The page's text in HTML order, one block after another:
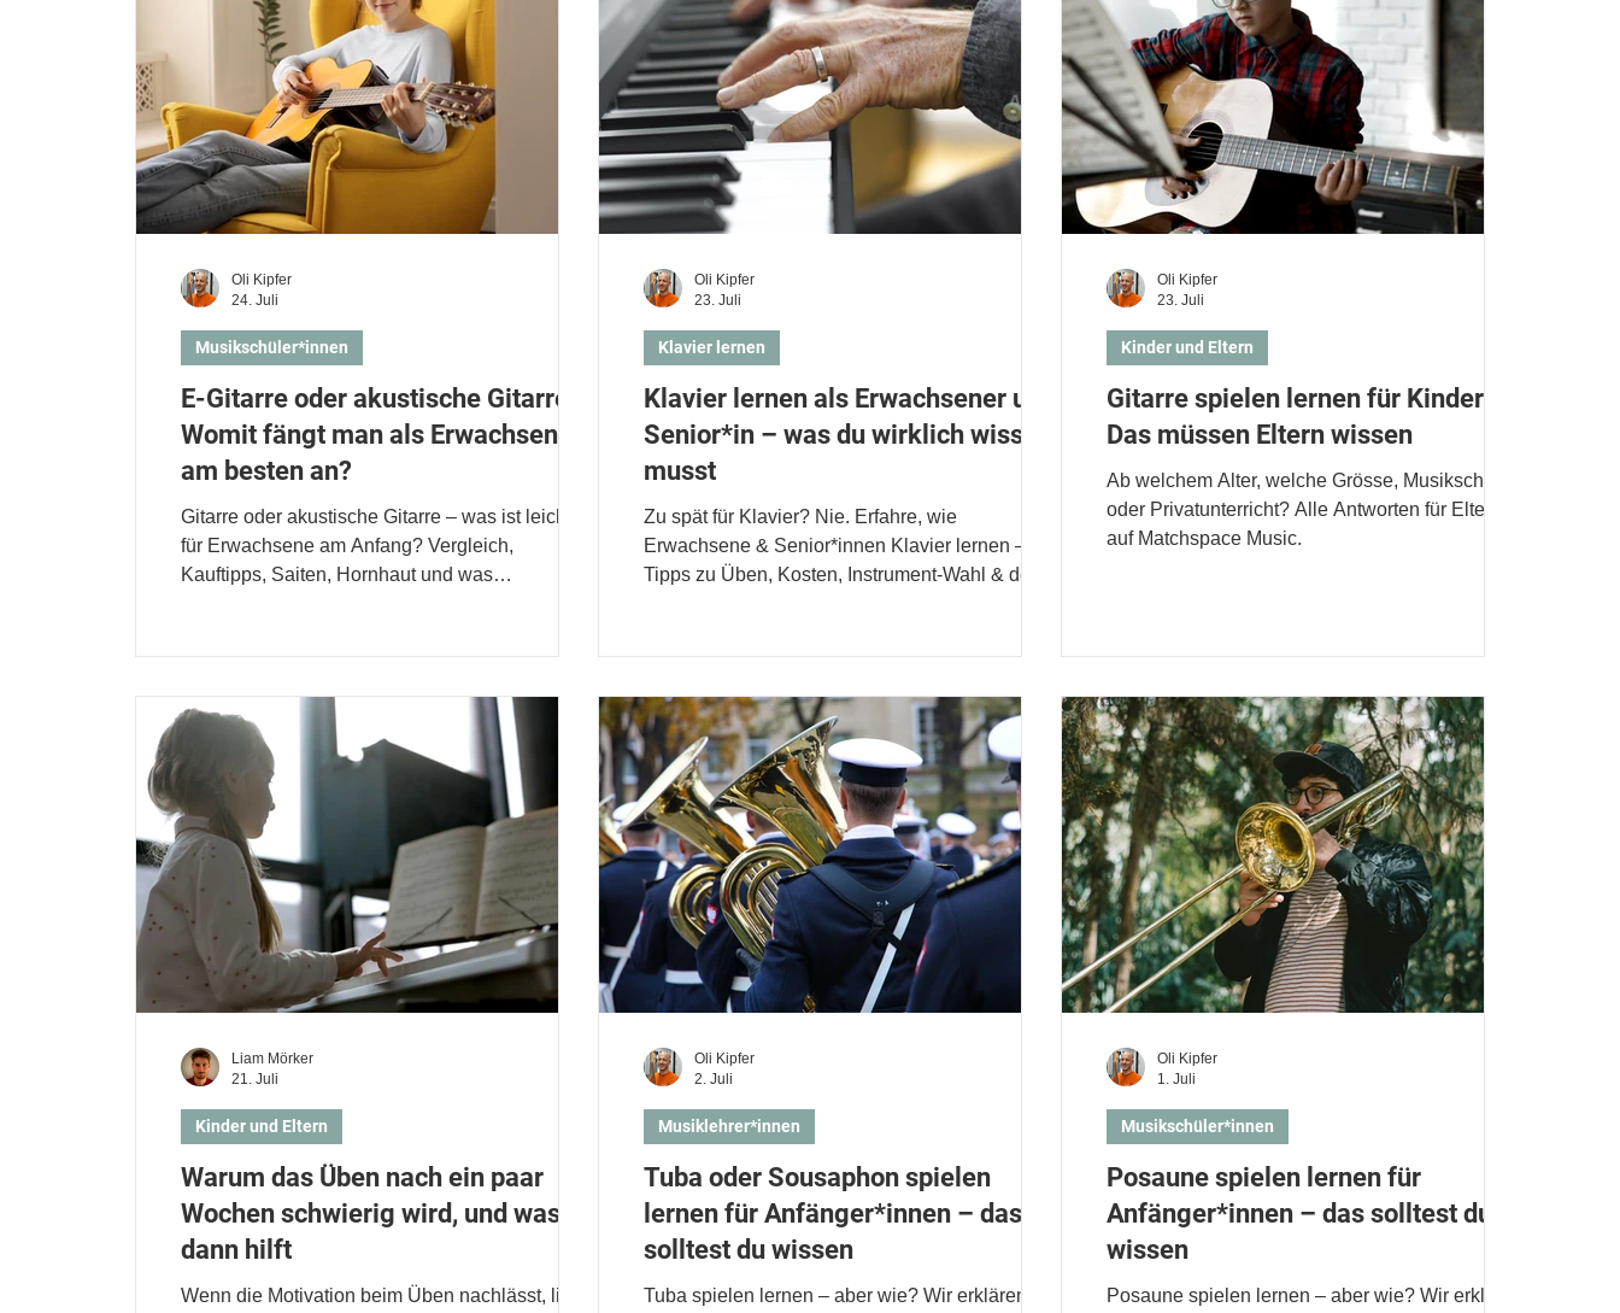
E-Gitarre oder akustische Gitarre:
Womit fängt man als Erwachsene*r
am besten an?
Gitarre oder akustische Gitarre – was ist leichter
für Erwachsene am Anfang? Vergleich,
Kauftipps, Saiten, Hornhaut und was
Musikschüler*innen
Oli Kipfer
24. Juli
Klavier lernen als Erwachsener und
Senior*in – was du wirklich wissen
musst
Zu spät für Klavier? Nie. Erfahre, wie
Erwachsene & Senior*innen Klavier lernen – mit
Tipps zu Üben, Kosten, Instrument-Wahl & der
Klavier lernen
Oli Kipfer
23. Juli
Gitarre spielen lernen für Kinder:
Das müssen Eltern wissen
Ab welchem Alter, welche Grösse, Musikschule
oder Privatunterricht? Alle Antworten für Eltern
auf Matchspace Music.
Kinder und Eltern
Oli Kipfer
23. Juli
Warum das Üben nach ein paar
Wochen schwierig wird, und was
dann hilft
Wenn die Motivation beim Üben nachlässt, liegt
Kinder und Eltern
Liam Mörker
21. Juli
Tuba oder Sousaphon spielen
lernen für Anfänger*innen – das
solltest du wissen
Tuba spielen lernen – aber wie? Wir erklären
Musiklehrer*innen
Oli Kipfer
2. Juli
Posaune spielen lernen für
Anfänger*innen – das solltest du
wissen
Posaune spielen lernen – aber wie? Wir erklären
Musikschüler*innen
Oli Kipfer
1. Juli